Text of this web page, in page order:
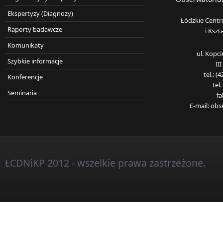
Ekspertyzy (Diagnozy)
Raporty badawcze
Komunikaty
Szybkie informacje
Konferencje
Seminaria
Łódzkie
i
ul.
III
tel.:
tel.
E-mail:
ŁCDNiKP 2012 - wszelkie prawa zastrzeżone.